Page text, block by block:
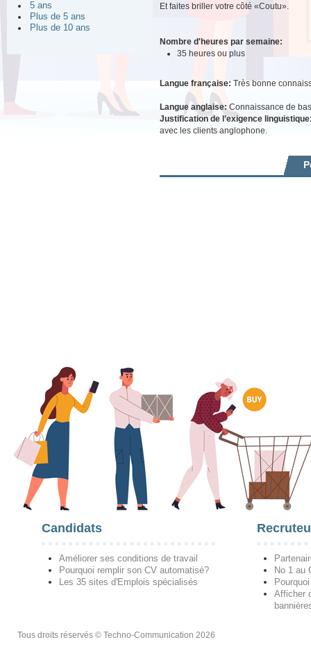
5 ans
Plus de 5 ans
Plus de 10 ans
Et faites briller votre côté «Coutu».
Nombre d'heures par semaine:
35 heures ou plus
Langue française: Très bonne
Langue anglaise: Connaissance de
Justification de l’exigence
avec les clients anglophone.
Candidats
Améliorer ses conditions de travail
Pourquoi remplir son CV automatisé?
Les 35 sites d'Emplois spécialisés
No 1 au
Afficher
Tous droits réservés © Techno-Communication 2026